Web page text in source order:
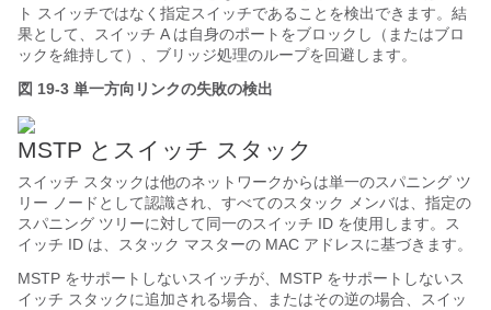
ト スイッチではなく指定スイッチであることを検出できます。結
果として、スイッチ A は自身のポートをブロックし（またはブロ
ックを維持して）、ブリッジ処理のループを回避します。
図 19-3 単一方向リンクの失敗の検出
MSTP とスイッチ スタック
スイッチ スタックは他のネットワークからは単一のスパニング ツ
リー ノードとして認識され、すべてのスタック メンバは、指定の
スパニング ツリーに対して同一のスイッチ ID を使用します。ス
イッチ ID は、スタック マスターの MAC アドレスに基づきます。
MSTP をサポートしないスイッチが、MSTP をサポートしないス
イッチ スタックに追加される場合、またはその逆の場合、スイッ